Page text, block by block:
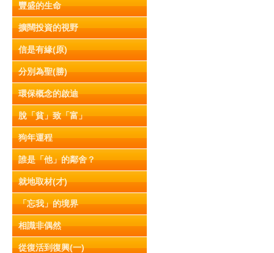
豐盛的生命
擴闊投資的視野
信是有緣(原)
分別為聖(勝)
環保概念的啟迪
脫「貧」致「富」
狗年運程
誰是「他」的鄰舍？
就地取材(才)
「忘我」的境界
相識非偶然
從復活到復興(一)